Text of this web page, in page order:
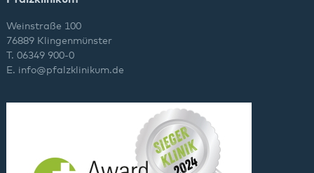
Weinstraße 100
76889 Klingenmünster
T. 06349 900-0
E. info@pfalzklinikum.de